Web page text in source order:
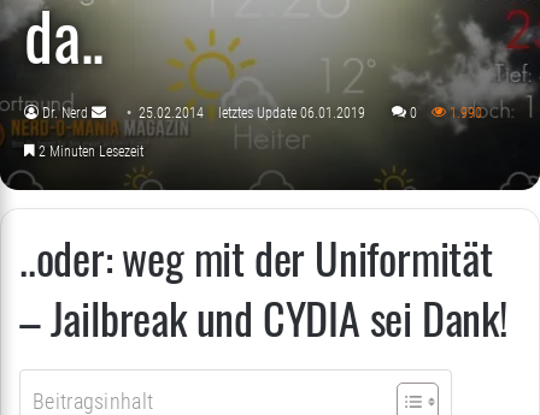
da..
Dr. Nerd
Sende
uns
Mail
25.02.2014 letztes Update 06.01.2019 0 1.990
2 Minuten Lesezeit
..oder: weg mit der Uniformität
– Jailbreak und CYDIA sei Dank!
Beitragsinhalt